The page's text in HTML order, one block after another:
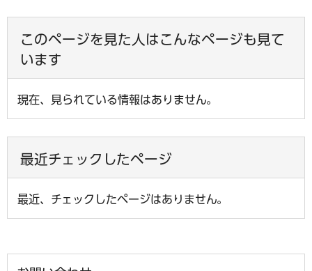
このページを見た人はこんなページも見て
います
現在、見られている情報はありません。
最近チェックしたページ
最近、チェックしたページはありません。